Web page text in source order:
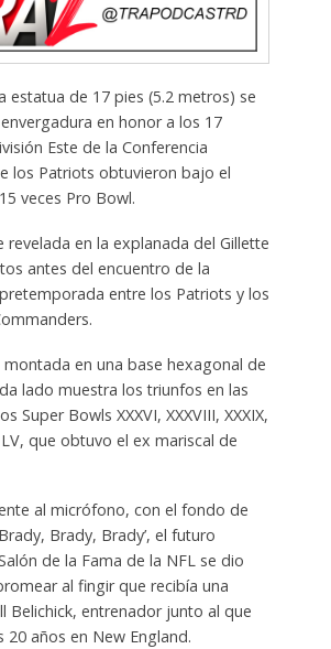
estatua de 17 pies (5.2 metros) se
en honor a los 17
Este de la Conferencia
los Patriots obtuvieron bajo el
veces Pro Bowl.
revelada en la explanada del Gillette
antes del encuentro de la
entre los Patriots y los
en una base hexagonal de
lado muestra los triunfos en las
Super Bowls XXXVI, XXXVIII, XXXIX,
que obtuvo el ex mariscal de
al micrófono, con el fondo de
Brady, Brady’, el futuro
de la Fama de la NFL se dio
al fingir que recibía una
Belichick, entrenador junto al que
20 años en New England.